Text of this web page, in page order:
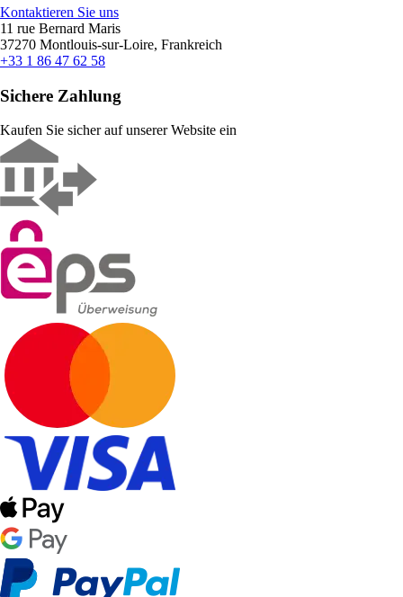
Kontaktieren Sie uns
11 rue Bernard Maris
37270 Montlouis-sur-Loire, Frankreich
+33 1 86 47 62 58
Sichere Zahlung
Kaufen Sie sicher auf unserer Website ein